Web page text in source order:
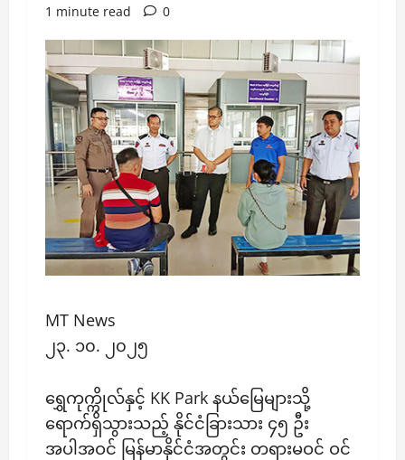
1 minute read
0
MT News
၂၃. ၁၀. ၂၀၂၅
ရွှေကုက္ကိုလ်နှင့် KK Park နယ်မြေများသို့
ရောက်ရှိသွားသည့် နိုင်ငံခြားသား ၄၅ ဦး
အပါအဝင် မြန်မာနိုင်ငံအတွင်း တရားမဝင် ဝင်